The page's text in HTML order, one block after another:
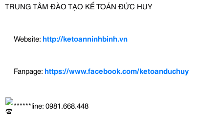
TRUNG TÂM ĐÀO TẠO KẾ TOÁN ĐỨC HUY
Website: http://ketoanninhbinh.vn
Fanpage: https://www.facebook.com/ketoanduchuy
******line: 0981.668.448